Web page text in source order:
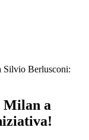
Silvio Berlusconi:
Milan a